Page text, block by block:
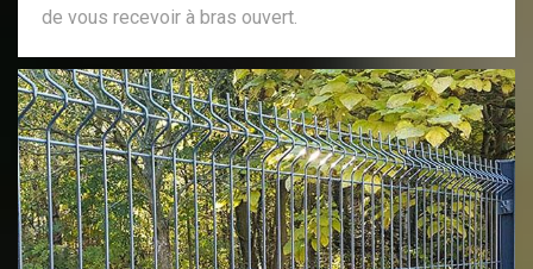
de vous recevoir à bras ouvert.